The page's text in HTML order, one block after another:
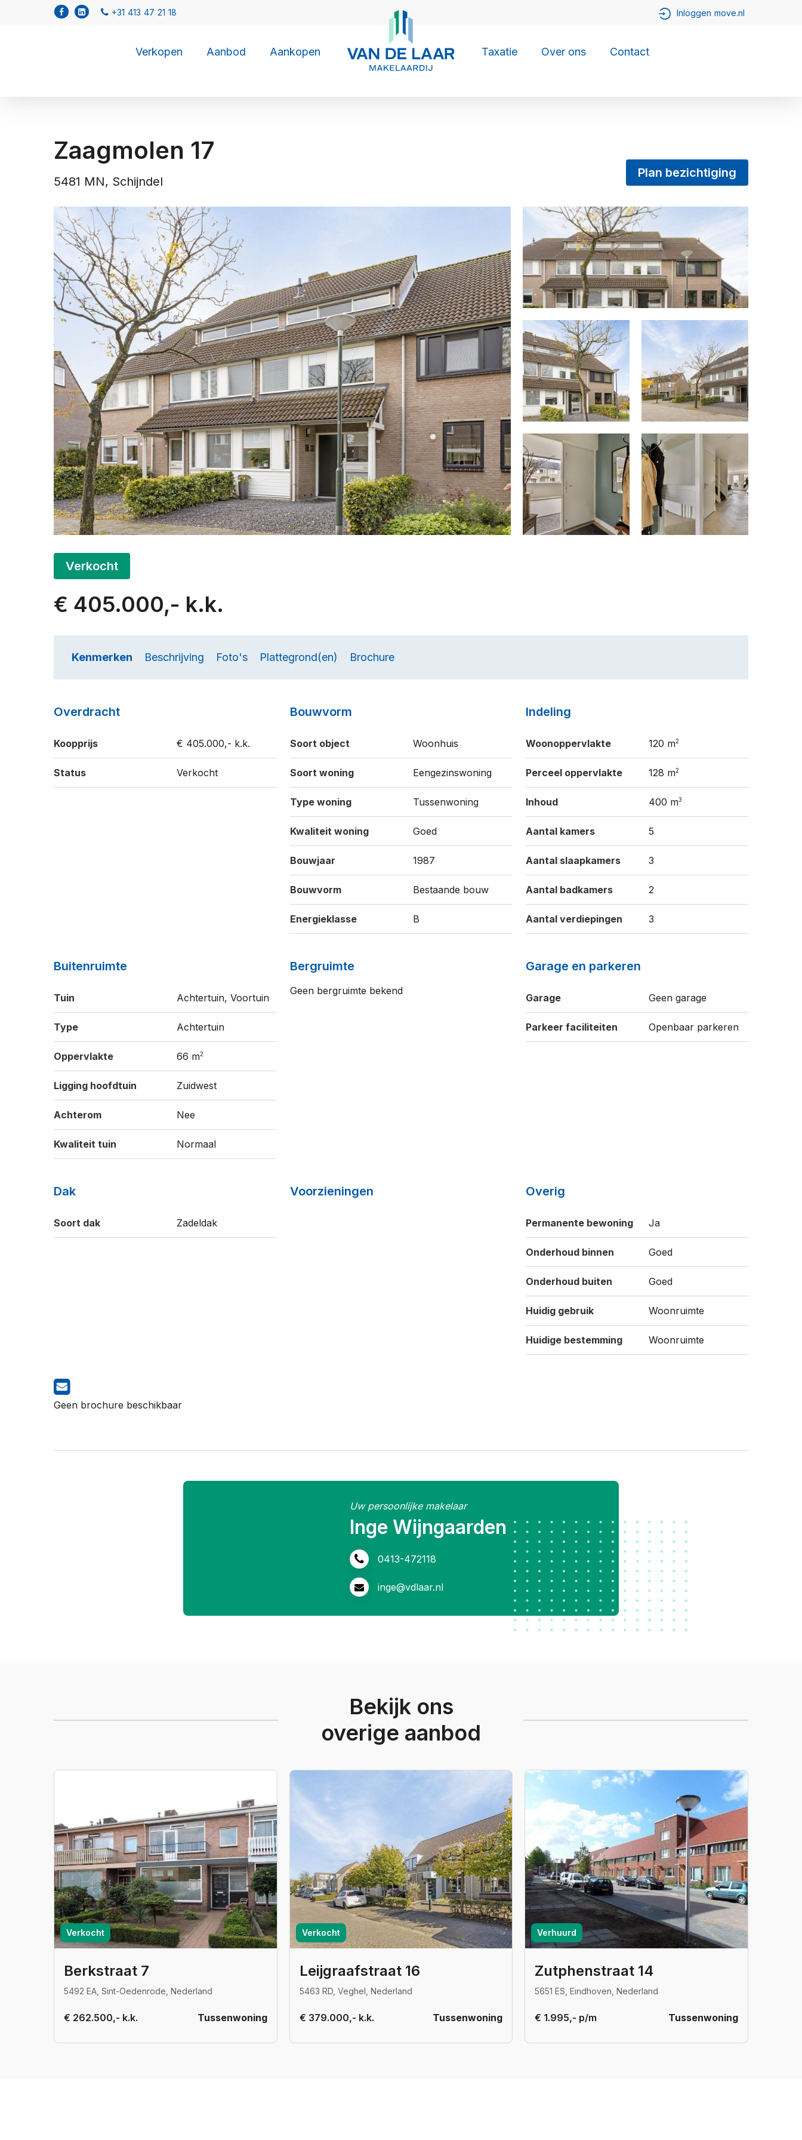
Verkopen Aanbod Aankopen Taxatie Over ons Contact
Zaagmolen 17
5481 MN, Schijndel
Plan bezichtiging
Verkocht
€ 405.000,- k.k.
Kenmerken Beschrijving Foto's Plattegrond(en) Brochure
Overdracht
Koopprijs € 405.000,- k.k.
Status Verkocht
Bouwvorm
Soort object Woonhuis
Soort woning Eengezinswoning
Type woning Tussenwoning
Kwaliteit woning Goed
Bouwjaar 1987
Bouwvorm Bestaande bouw
Energieklasse B
Indeling
Woonoppervlakte 120 m2
Perceel oppervlakte 128 m2
Inhoud 400 m3
Aantal kamers 5
Aantal slaapkamers 3
Aantal badkamers 2
Aantal verdiepingen 3
Buitenruimte
Tuin Achtertuin, Voortuin
Type Achtertuin
Oppervlakte 66 m2
Ligging hoofdtuin Zuidwest
Achterom Nee
Kwaliteit tuin Normaal
Bergruimte
Geen bergruimte bekend
Garage en parkeren
Garage Geen garage
Parkeer faciliteiten Openbaar parkeren
Dak
Soort dak Zadeldak
Voorzieningen Overig
Permanente bewoning Ja
Onderhoud binnen Goed
Onderhoud buiten Goed
Huidig gebruik Woonruimte
Huidige bestemming Woonruimte
Geen brochure beschikbaar
Uw persoonlijke makelaar
Inge Wijngaarden
0413-472118
inge@vdlaar.nl
Bekijk ons
overige aanbod
Verkocht
Berkstraat 7
5492 EA, Sint-Oedenrode, Nederland
€ 262.500,- k.k. Tussenwoning
Verkocht
Leijgraafstraat 16
5463 RD, Veghel, Nederland
€ 379.000,- k.k. Tussenwoning
Verhuurd
Zutphenstraat 14
5651 ES, Eindhoven, Nederland
€ 1.995,- p/m Tussenwoning